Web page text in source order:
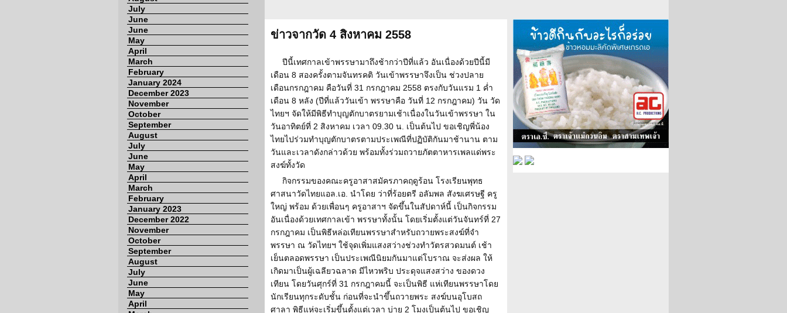
July
June
June
May
April
March
February
January 2024
December 2023
November
October
September
August
July
June
May
April
March
February
January 2023
December 2022
November
October
September
August
July
June
May
April
ข่าวจากวัด 4 สิงหาคม 2558
ปีนี้เทศกาลเข้าพรรษามาถึงช้ากว่าปีที่แล้ว อันเนื่องด้วยปีนี้มี
เดือน 8 สองครั้งตามจันทรคติ วันเข้าพรรษาจึงเป็น ช่วงปลาย
เดือนกรกฎาคม คือวันที่ 31 กรกฎาคม 2558 ตรงกับวันแรม 1 ค่ำ
เดือน 8 หลัง (ปีที่แล้ววันเข้า พรรษาคือ วันที่ 12 กรกฎาคม) วัน วัด
ไทยฯ จัดให้มีพิธีทำบุญตักบาตรยามเช้าเนื่องในวันเข้าพรรษา ใน
วันอาทิตย์ที่ 2 สิงหาคม เวลา 09.30 น. เป็นต้นไป ขอเชิญพี่น้อง
ไทยไปร่วมทำบุญตักบาตรตามประเพณีที่ปฏิบัติกันมาช้านาน ตาม
วันและเวลาดังกล่าวด้วย พร้อมทั้งร่วมถวายภัตตาหารเพลแด่พระ
สงฆ์ทั้งวัด
กิจกรรมของคณะครูอาสาสมัครภาคฤดูร้อน โรงเรียนพุทธ
ศาสนาวัดไทยแอล.เอ. นำโดย ว่าที่ร้อยตรี อลัมพล สังฆเศรษฐี ครู
ใหญ่ พร้อม ด้วยเพื่อนๆ ครูอาสาฯ จัดขึ้นในสัปดาห์นี้ เป็นกิจกรรม
อันเนื่องด้วยเทศกาลเข้า พรรษาทั้งนั้น โดยเริ่มตั้งแต่วันจันทร์ที่ 27
กรกฎาคม เป็นพิธีหล่อเทียนพรรษาสำหรับถวายพระสงฆ์ที่จำ
พรรษา ณ วัดไทยฯ ใช้จุดเพิ่มแสงสว่างช่วงทำวัตรสวดมนต์ เช้า
เย็นตลอดพรรษา เป็นประเพณีนิยมกันมาแต่โบราณ จะส่งผล ให้
เกิดมาเป็นผู้เฉลียวฉลาด มีไหวพริบ ประดุจแสงสว่าง ของดวง
เทียน โดยวันศุกร์ที่ 31 กรกฎาคมนี้ จะเป็นพิธี แห่เทียนพรรษาโดย
นักเรียนทุกระดับชั้น ก่อนที่จะนำขึ้นถวายพระ สงฆ์บนอุโบสถ
ศาลา พิธีแห่จะเริ่มขึ้นตั้งแต่เวลา บ่าย 2 โมงเป็นต้นไป ขอเชิญ